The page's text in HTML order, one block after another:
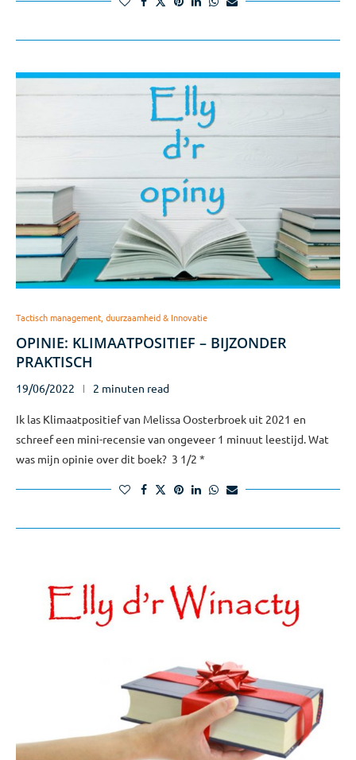
Tactisch management, duurzaamheid & Innovatie
OPINIE: KLIMAATPOSITIEF – BIJZONDER
PRAKTISCH
19/06/2022 2 minuten read
Ik las Klimaatpositief van Melissa Oosterbroek uit 2021 en
schreef een mini-recensie van ongeveer 1 minuut leestijd. Wat
was mijn opinie over dit boek? 3 1/2 *